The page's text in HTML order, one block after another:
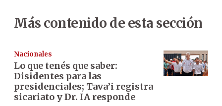
Más contenido de esta sección
Nacionales
Lo que tenés que saber:
Disidentes para las
presidenciales; Tava’i registra
sicariato y Dr. IA responde